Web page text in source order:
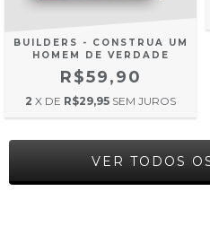
BUILDERS - CONSTRUA UM
HOMEM DE VERDADE
R$59,90
2 X DE R$29,95 SEM JUROS
VER TODOS